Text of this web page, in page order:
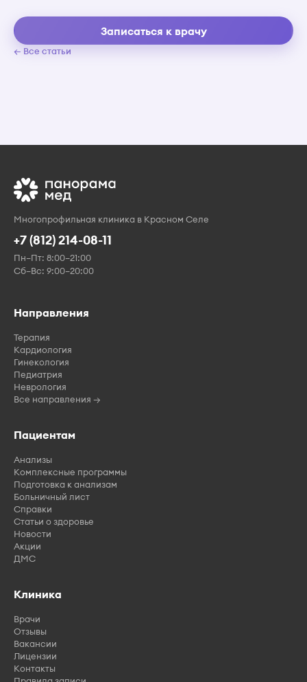
Записаться к врачу
← Все статьи
Многопрофильная клиника в Красном Селе
+7 (812) 214-08-11
Пн–Пт: 8:00–21:00
Сб–Вс: 9:00–20:00
Направления
Терапия
Кардиология
Гинекология
Педиатрия
Неврология
Все направления →
Пациентам
Анализы
Комплексные программы
Подготовка к анализам
Больничный лист
Справки
Статьи о здоровье
Новости
Акции
ДМС
Клиника
Врачи
Отзывы
Вакансии
Лицензии
Контакты